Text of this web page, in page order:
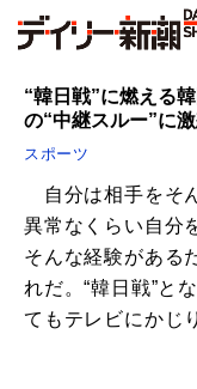
“韓日戦”に燃える
の“中継スルー”に
スポーツ
自分は相手をそ
異常なくらい自分
そんな経験がある
れだ。“韓日戦”と
てもテレビにかじ